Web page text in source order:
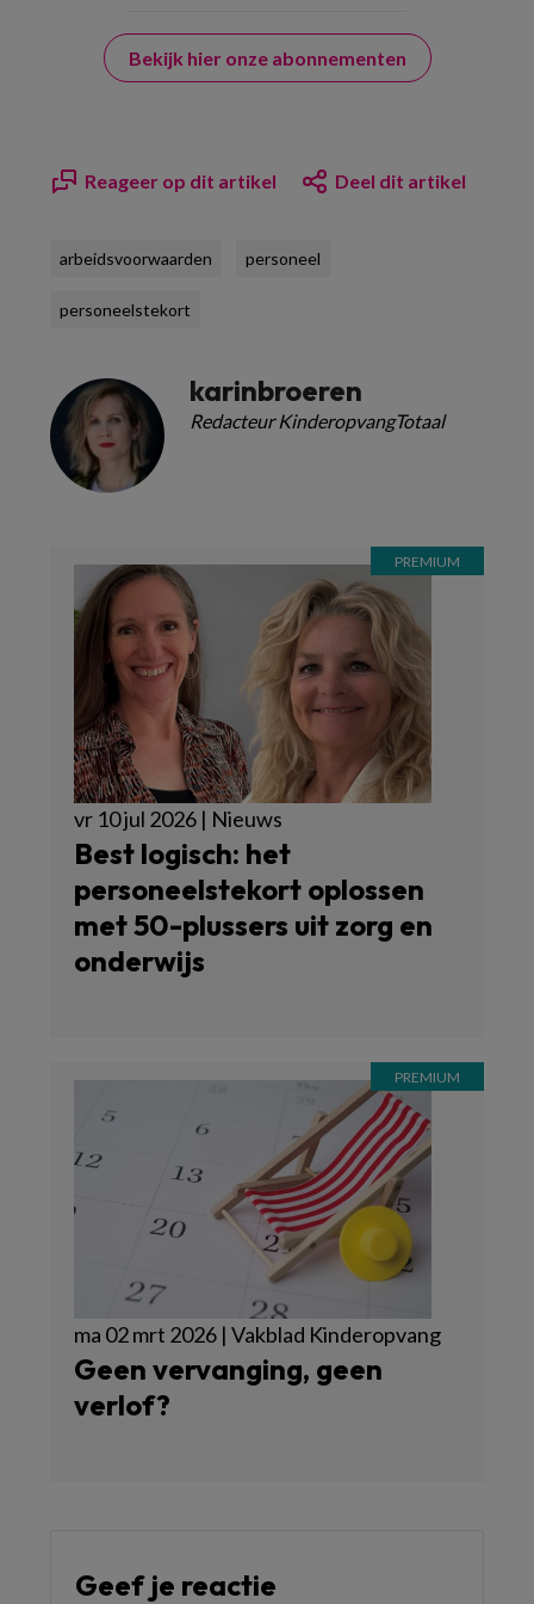
Bekijk hier onze abonnementen
Reageer op dit artikel Deel dit artikel
arbeidsvoorwaarden personeel
personeelstekort
karinbroeren
Redacteur KinderopvangTotaal
vr 10 jul 2026 | Nieuws
Best logisch: het
personeelstekort oplossen
met 50-plussers uit zorg en
onderwijs
ma 02 mrt 2026 | Vakblad Kinderopvang
Geen vervanging, geen
verlof?
Geef je reactie